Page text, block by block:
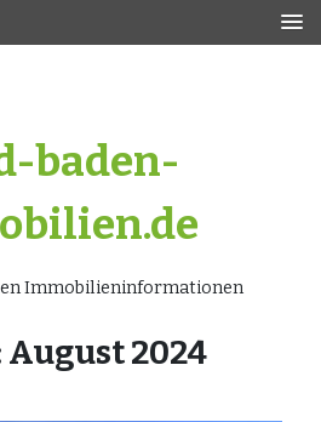
baden-
Immobilieninformationen
August 2024